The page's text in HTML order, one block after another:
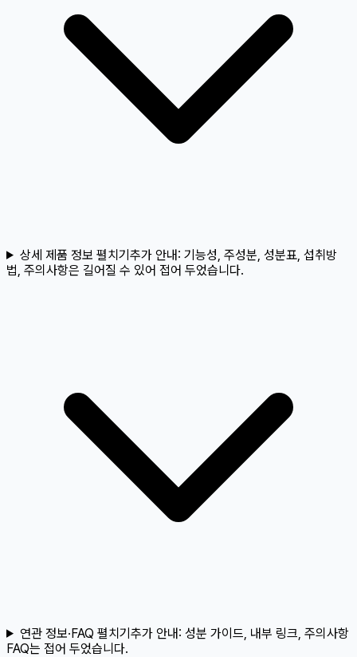
상세 제품 정보 펼치기추가 안내: 기능성, 주성분, 성분표, 섭취방
법, 주의사항은 길어질 수 있어 접어 두었습니다.
연관 정보·FAQ 펼치기추가 안내: 성분 가이드, 내부 링크, 주의사항
FAQ는 접어 두었습니다.